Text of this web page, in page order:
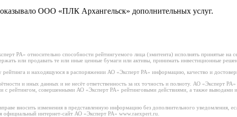
ООО «ПЛК Архангельск» дополнительных услуг.
РА» относительно способности рейтингуемого лица (эмитента) исполнять принятые на
или продавать те или иные ценные бумаги или активы, принимать инвестиционные
и находящуюся в распоряжении АО «Эксперт РА» информацию, качество и
и иных данных и не несёт ответственность за их точность и полноту. АО «Эксперт
с рейтингом, совершенными АО «Эксперт РА» рейтинговыми действиями, а также
вносить изменения в представленную информацию без дополнительного уведомления,
официальный интернет-сайт АО «Эксперт РА» www.raexpert.ru.